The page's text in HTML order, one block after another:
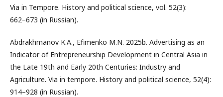
Via in Tempore. History and political science, vol. 52(3):
662−673 (in Russian).
Abdrakhmanov K.A., Efimenko M.N. 2025b. Advertising as an
Indicator of Entrepreneurship Development in Central Asia in
the Late 19th and Early 20th Centuries: Industry and
Agriculture. Via in tempore. History and political science, 52(4):
914–928 (in Russian).